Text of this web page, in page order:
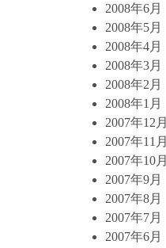
2008年6月
2008年5月
2008年4月
2008年3月
2008年2月
2008年1月
2007年12月
2007年11月
2007年10月
2007年9月
2007年8月
2007年7月
2007年6月